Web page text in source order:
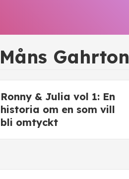
Måns Gahrton
Ronny & Julia vol 1: En
historia om en som vill
bli omtyckt